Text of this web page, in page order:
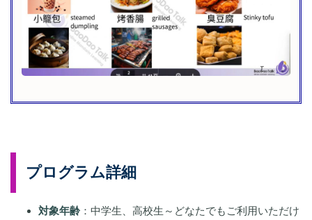
プログラム詳細
対象年齢 ：中学生、高校生～どなたでもご利用いただけ